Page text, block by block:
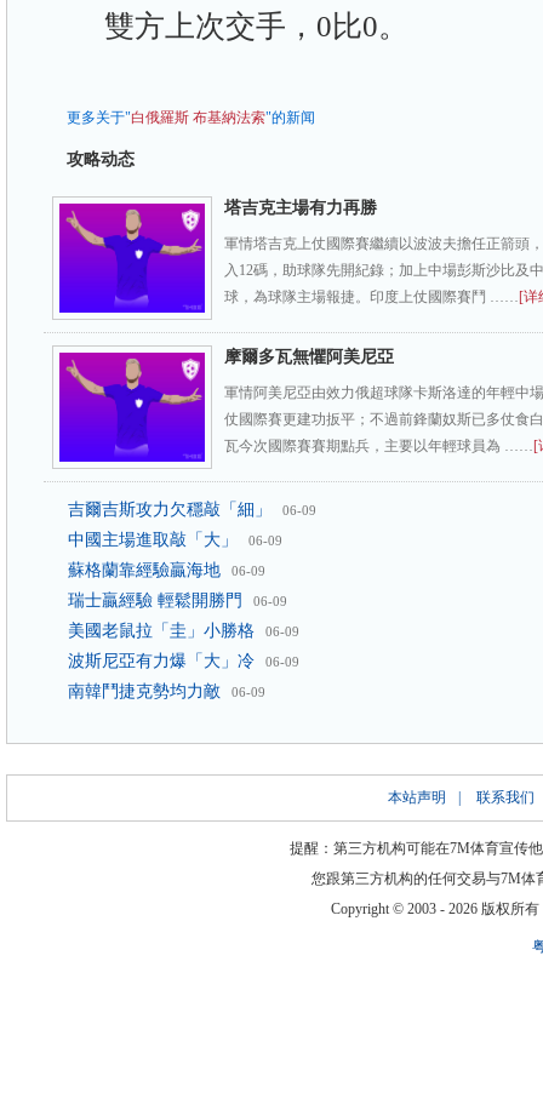
雙方上次交手，0比0。
更多关于"白俄羅斯 布基納法索"的新闻
攻略动态
塔吉克主場有力再勝
軍情塔吉克上仗國際賽繼續以波波夫擔任正箭頭
入12碼，助球隊先開紀錄；加上中場彭斯沙比及
球，為球隊主場報捷。印度上仗國際賽鬥 ……[详
摩爾多瓦無懼阿美尼亞
軍情阿美尼亞由效力俄超球隊卡斯洛達的年輕中
仗國際賽更建功扳平；不過前鋒蘭奴斯已多仗食
瓦今次國際賽賽期點兵，主要以年輕球員為 ……[
吉爾吉斯攻力欠穩敲「細」 06-09
中國主場進取敲「大」 06-09
蘇格蘭靠經驗贏海地 06-09
瑞士贏經驗 輕鬆開勝門 06-09
美國老鼠拉「圭」小勝格 06-09
波斯尼亞有力爆「大」冷 06-09
南韓鬥捷克勢均力敵 06-09
本站声明 联系我们
提醒：第三方机构可能在7M体育宣传
您跟第三方机构的任何交易与7M
Copyright © 2003 - 2026 版权所有